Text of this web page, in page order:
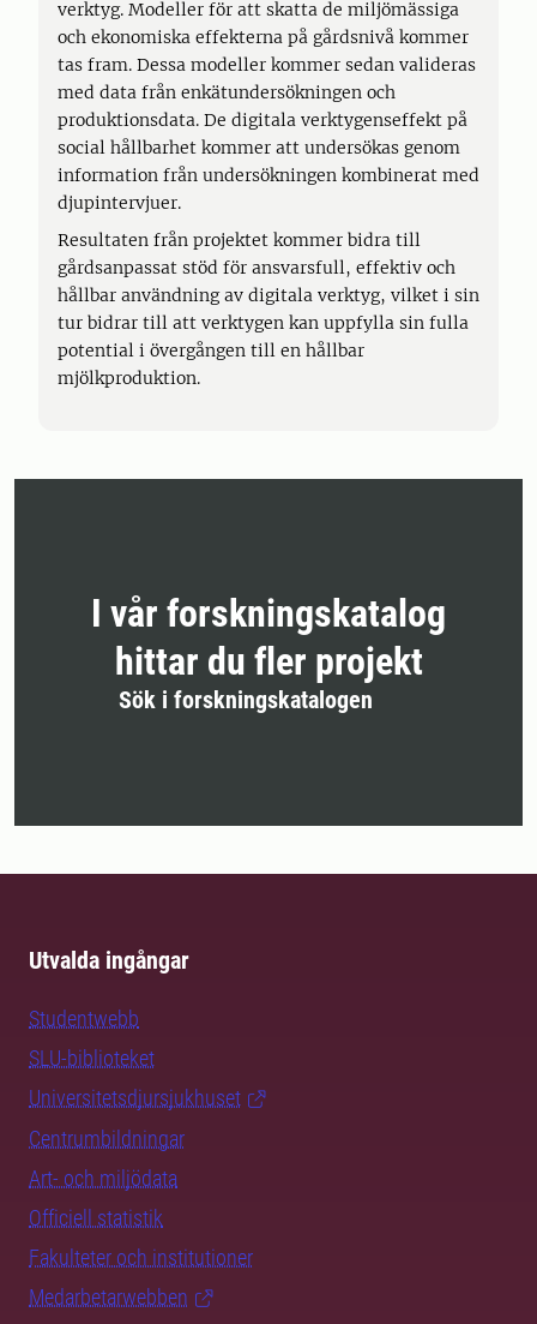
verktyg. Modeller för att skatta de miljömässiga
och ekonomiska effekterna på gårdsnivå kommer
tas fram. Dessa modeller kommer sedan valideras
med data från enkätundersökningen och
produktionsdata. De digitala verktygenseffekt på
social hållbarhet kommer att undersökas genom
information från undersökningen kombinerat med
djupintervjuer.
Resultaten från projektet kommer bidra till
gårdsanpassat stöd för ansvarsfull, effektiv och
hållbar användning av digitala verktyg, vilket i sin
tur bidrar till att verktygen kan uppfylla sin fulla
potential i övergången till en hållbar
mjölkproduktion.
I vår forskningskatalog
hittar du fler projekt
Sök i forskningskatalogen
Utvalda ingångar
Studentwebb
SLU-biblioteket
Universitetsdjursjukhuset
Centrumbildningar
Art- och miljödata
Officiell statistik
Fakulteter och institutioner
Medarbetarwebben